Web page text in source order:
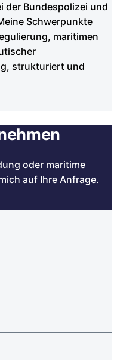
der Bundespolizei und
Schwerpunkte
maritimen
strukturiert und
oder maritime
auf Ihre Anfrage.